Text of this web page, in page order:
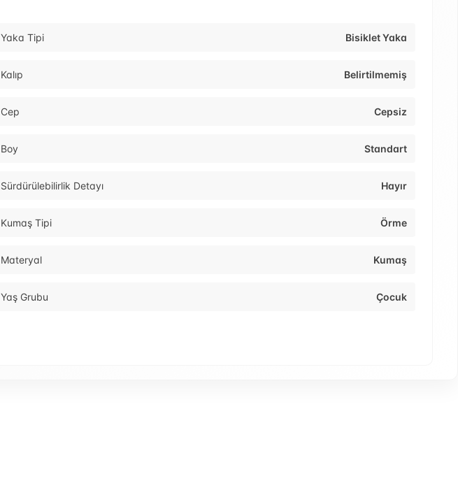
Yaka Tipi Bisiklet Yaka
Kalıp Belirtilmemiş
Cep Cepsiz
Boy Standart
Sürdürülebilirlik Detayı Hayır
Kumaş Tipi Örme
Materyal Kumaş
Yaş Grubu Çocuk